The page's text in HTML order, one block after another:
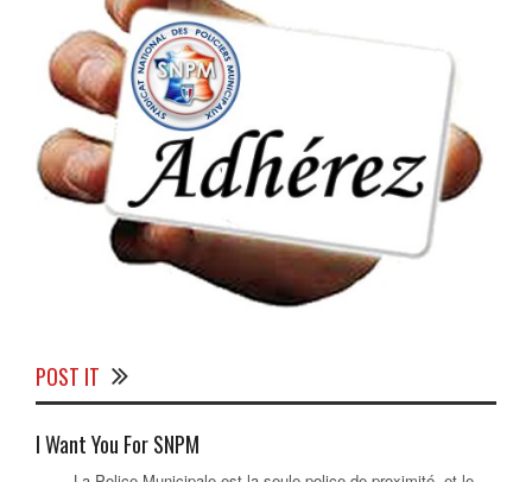
POST IT
I Want You For SNPM